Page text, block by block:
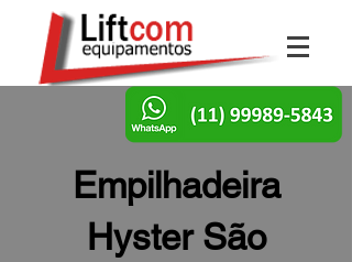
Empilhadeira
Hyster São